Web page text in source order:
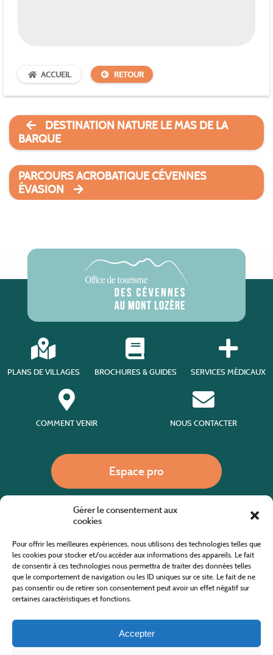
Gérer le consentement aux
cookies
Pour offrir les meilleures expériences, nous utilisons des technologies telles que
les cookies pour stocker et/ou accéder aux informations des appareils. Le fait
de consentir à ces technologies nous permettra de traiter des données telles
que le comportement de navigation ou les ID uniques sur ce site. Le fait de ne
pas consentir ou de retirer son consentement peut avoir un effet négatif sur
certaines caractéristiques et fonctions.
Accepter
ACCUEIL RETOUR
DESTINATION NATURE LE MAS DE LA
BARQUE
PARCOURS ACROBATIQUE CÉVENNES
ÉVASION
PLANS DE VILLAGES BROCHURES & GUIDES SERVICES MÉDICAUX
COMMENT VENIR NOUS CONTACTER
Espace pro
Site internet cofinancé par le fonds européen agricole pour le développement rural
L'Europe investit dans les zones rurales